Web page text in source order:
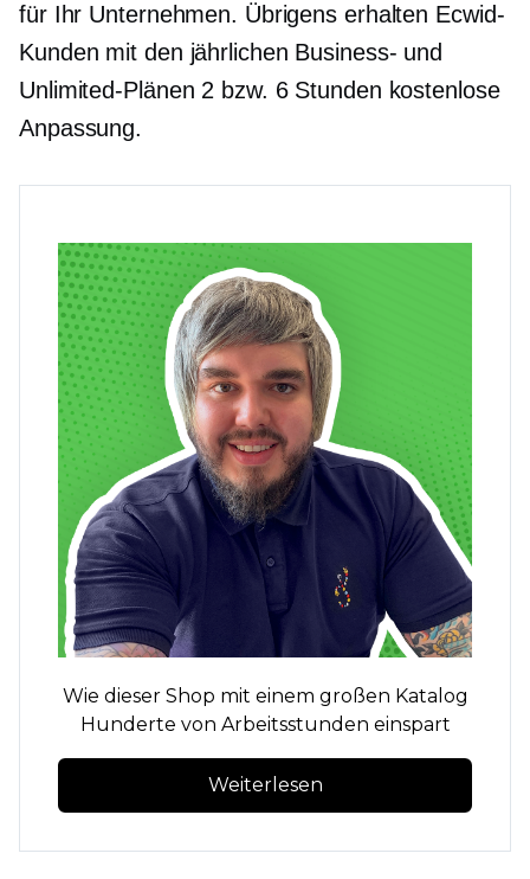
für Ihr Unternehmen. Übrigens erhalten Ecwid-
Kunden mit den jährlichen Business- und
Unlimited-Plänen 2 bzw. 6 Stunden kostenlose
Anpassung.
Wie dieser Shop mit einem großen Katalog
Hunderte von Arbeitsstunden einspart
Weiterlesen